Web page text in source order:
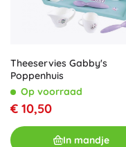
Theeservies Gabby's
Poppenhuis
Op voorraad
€ 10,50
In mandje